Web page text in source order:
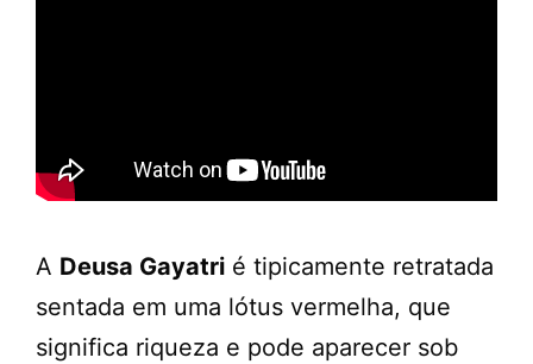
A Deusa Gayatri é tipicamente retratada
sentada em uma lótus vermelha, que
significa riqueza e pode aparecer sob